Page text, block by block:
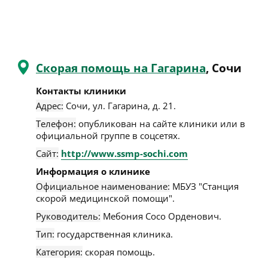
Скорая помощь на Гагарина, Сочи
Контакты клиники
Адрес: Сочи, ул. Гагарина, д. 21 .
Телефон: опубликован на сайте клиники или в
официальной группе в соцсетях.
Сайт: http://www.ssmp-sochi.com
Информация о клинике
Официальное наименование: МБУЗ "Станция
скорой медицинской помощи".
Руководитель: Мебония Сосо Орденович.
Тип: государственная клиника.
Категория: скорая помощь.